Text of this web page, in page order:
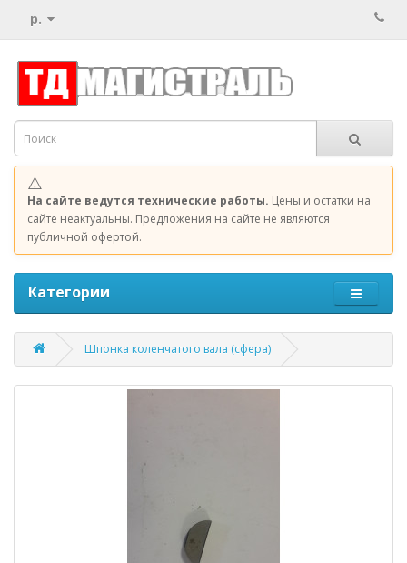
р.
⚠️
На сайте ведутся технические работы. Цены и остатки на
сайте неактуальны. Предложения на сайте не являются
публичной офертой.
Категории
Шпонка коленчатого вала (сфера)